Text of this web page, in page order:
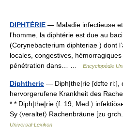
DIPHTÉRIE — Maladie infectieuse
l’homme, la diphtérie est due au
(Corynebacterium diphteriae ) dont
locales, congestives,
pénétration dans… …
Encyclopédie
Diphtherie — Diph|the|rie [dɪfte ri:],
hervorgerufene Krankheit des
* * Diph|the|rie 〈f. 19; Med.〉
Sy 〈veraltet〉 Rachenbräune [zu
Universal-Lexikon